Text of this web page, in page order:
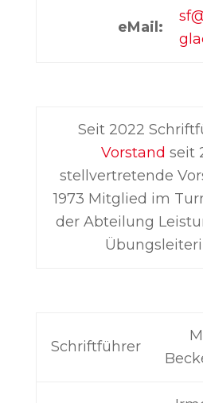
eMail:
Seit 2022
Vorstand seit
stellvertretende
1973 Mitglied im
der Abteilung
Schriftführer